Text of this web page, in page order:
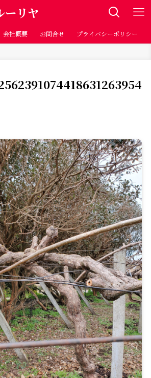
リヤ
会社概要 お問合せ プライバシーポリシー